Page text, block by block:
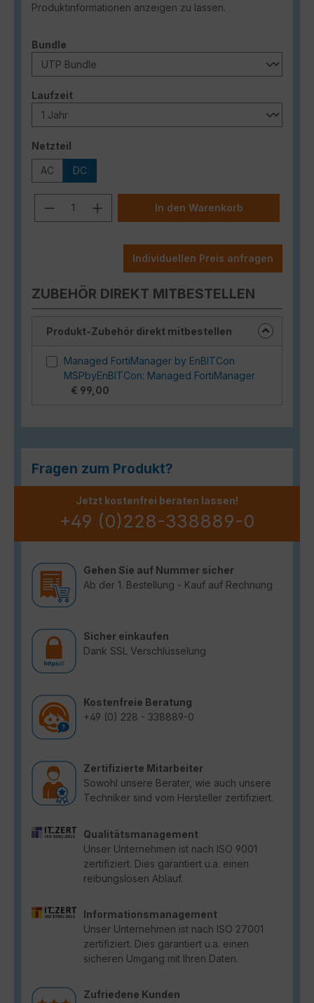
Produktinformationen anzeigen zu lassen.
Bundle
Laufzeitauswählen
Netzteil
AC DC
Produkt Anzahl: Gib den
In den Warenkorb
Individuellen Preis anfragen
ZUBEHÖR DIREKT MITBESTELLEN
Produkt-Zubehör direkt mitbestellen
Managed FortiManager by EnBITCon
MSPbyEnBITCon: Managed FortiManager
€ 99,00
Fragen zum Produkt?
Jetzt kostenfrei beraten lassen!
+49 (0)228-338889-0
Gehen Sie auf Nummer sicher
Ab der 1. Bestellung - Kauf auf Rechnung
Sicher einkaufen
Dank SSL Verschlüsselung
Kostenfreie Beratung
+49 (0) 228 - 338889-0
Zertifizierte Mitarbeiter
Sowohl unsere Berater, wie auch unsere
Techniker sind vom Hersteller zertifiziert.
Qualitätsmanagement
Unser Unternehmen ist nach ISO 9001
zertifiziert. Dies garantiert u.a. einen
reibungslosen Ablauf.
Informationsmanagement
Unser Unternehmen ist nach ISO 27001
zertifiziert. Dies garantiert u.a. einen
sicheren Umgang mit Ihren Daten.
Zufriedene Kunden